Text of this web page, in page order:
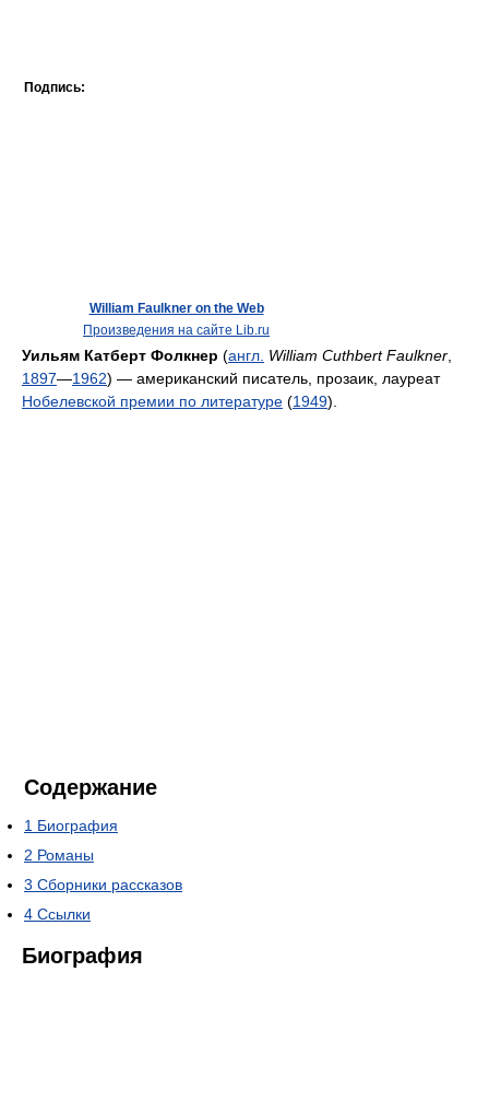
Подпись:
William Faulkner on the Web
Произведения на сайте Lib.ru
Уильям Катберт Фолкнер (англ. William Cuthbert Faulkner
1897—1962) — американский писатель, прозаик, лауреат
Нобелевской премии по литературе (1949).
Содержание
1 Биография
2 Романы
3 Сборники рассказов
4 Ссылки
Биография